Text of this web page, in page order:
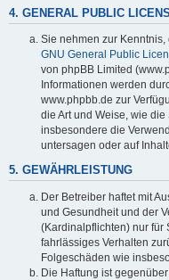
4. GENERAL PUBLIC
Sie nehmen zur Kenntnis,
GNU General Public
von phpBB Limited
Informationen werden
www.phpbb.de zur
die Art und Weise, wie
insbesondere die
untersagen oder auf
5. GEWÄHRLEISTUNG
Der Betreiber haftet mit
und Gesundheit und der
(Kardinalpflichten) nur für
fahrlässiges Verhalten
Folgeschäden wie
Die Haftung ist